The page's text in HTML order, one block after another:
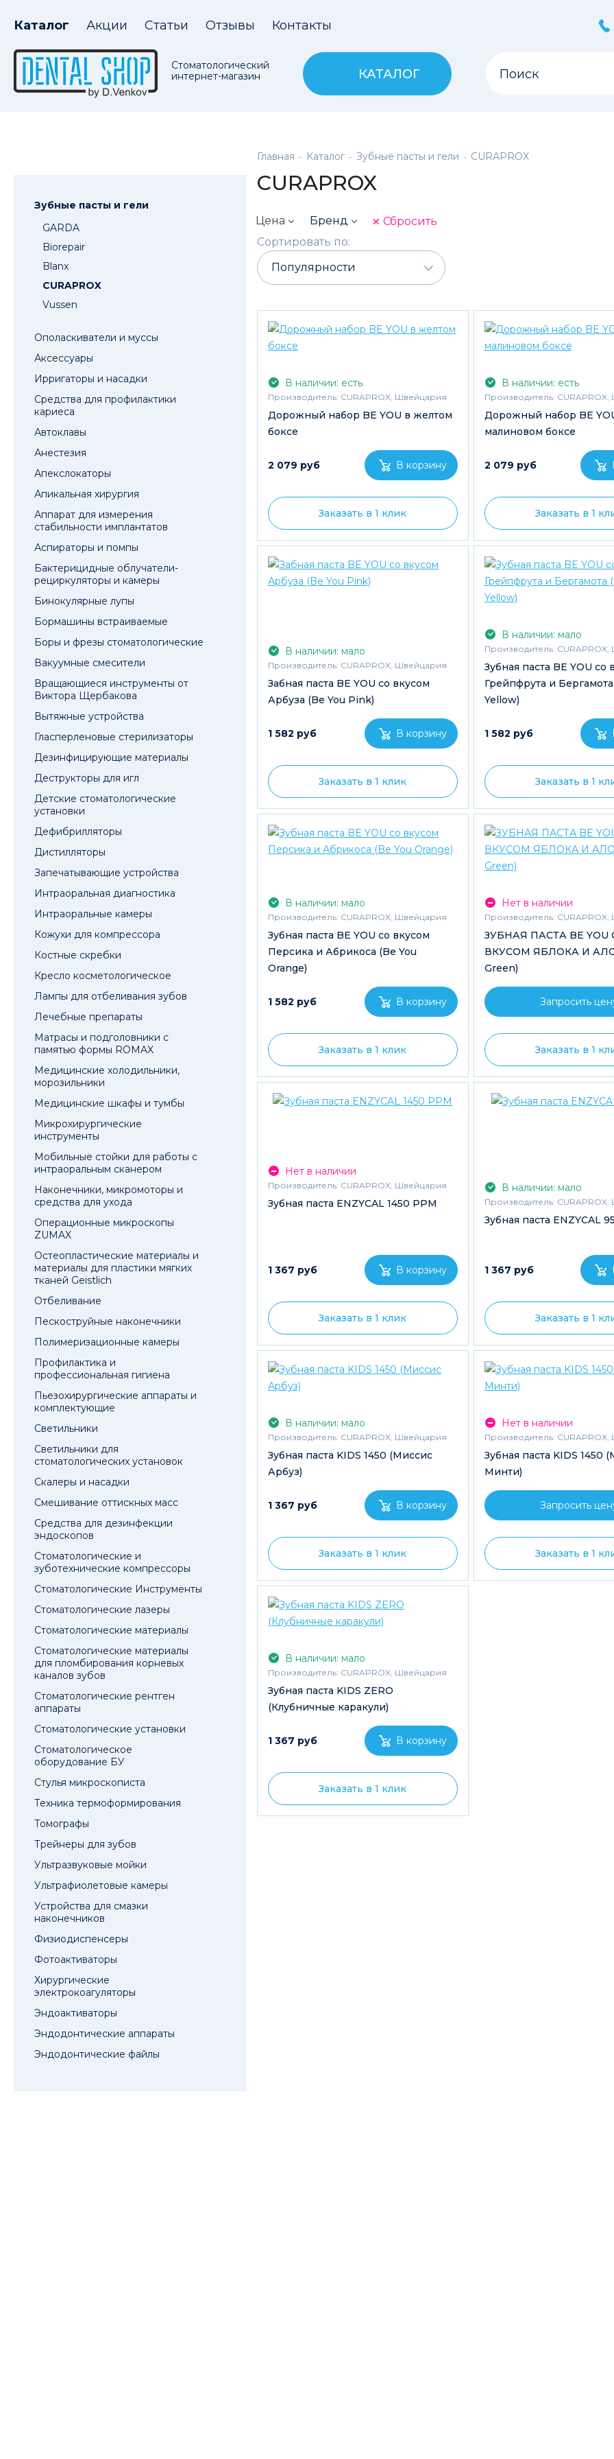
Главная - Каталог - Зубные пасты и гели - CURAPROX
CURAPROX
Цена Бренд
Сбросить
Сортировать по:
В наличии: есть
Производитель: CURAPROX, Швейцария
Дорожный набор BE YOU в желтом
боксе
2 079 руб
Заказать в 1 клик
В наличии: есть
Производитель:
Дорожный набор BE
малиновом боксе
2 079 руб
Заказать в 1
В наличии: мало
Производитель: CURAPROX, Швейцария
Забная паста BE YOU со вкусом
Арбуза (Be You Pink)
1 582 руб
Заказать в 1 клик
В наличии: мало
Производитель:
Зубная паста BE YOU со
Грейпфрута и Бергамота
Yellow)
1 582 руб
Заказать в 1
В наличии: мало
Производитель: CURAPROX, Швейцария
Зубная паста BE YOU со вкусом
Персика и Абрикоса (Be You
Orange)
1 582 руб
Заказать в 1 клик
Нет в наличии
Производитель:
ЗУБНАЯ ПАСТА BE YOU
ВКУСОМ ЯБЛОКА И
Green)
Запросить
Заказать в 1
Нет в наличии
Производитель: CURAPROX, Швейцария
Зубная паста ENZYCAL 1450 PPM
1 367 руб
Заказать в 1 клик
В наличии: мало
Производитель:
Зубная паста ENZYCAL
1 367 руб
Заказать в 1
В наличии: мало
Производитель: CURAPROX, Швейцария
Зубная паста KIDS 1450 (Миссис
Арбуз)
1 367 руб
Заказать в 1 клик
Нет в наличии
Производитель:
Зубная паста KIDS 1450
Минти)
Запросить
Заказать в 1
В наличии: мало
Производитель: CURAPROX, Швейцария
Зубная паста KIDS ZERO
(Клубничные каракули)
1 367 руб
Заказать в 1 клик
Зубные пасты и гели
GARDA
Biorepair
Blanx
CURAPROX
Vussen
Ополаскиватели и муссы
Аксессуары
Ирригаторы и насадки
Средства для профилактики
кариеса
Автоклавы
Анестезия
Апекслокаторы
Апикальная хирургия
Аппарат для измерения
стабильности имплантатов
Аспираторы и помпы
Бактерицидные облучатели-
рециркуляторы и камеры
Бинокулярные лупы
Бормашины встраиваемые
Боры и фрезы стоматологические
Вакуумные смесители
Вращающиеся инструменты от
Виктора Щербакова
Вытяжные устройства
Гласперленовые стерилизаторы
Дезинфицирующие материалы
Деструкторы для игл
Детские стоматологические
установки
Дефибрилляторы
Дистилляторы
Запечатывающие устройства
Интраоральная диагностика
Интраоральные камеры
Кожухи для компрессора
Костные скребки
Кресло косметологическое
Лампы для отбеливания зубов
Лечебные препараты
Матрасы и подголовники с
памятью формы ROMAX
Медицинские холодильники,
морозильники
Медицинские шкафы и тумбы
Микрохирургические
инструменты
Мобильные стойки для работы с
интраоральным сканером
Наконечники, микромоторы и
средства для ухода
Операционные микроскопы
ZUMAX
Остеопластические материалы и
материалы для пластики мягких
тканей Geistlich
Отбеливание
Пескоструйные наконечники
Полимеризационные камеры
Профилактика и
профессиональная гигиена
Пьезохирургические аппараты и
комплектующие
Светильники
Светильники для
стоматологических установок
Скалеры и насадки
Смешивание оттискных масс
Средства для дезинфекции
эндоскопов
Стоматологические и
зуботехнические компрессоры
Стоматологические Инструменты
Стоматологические лазеры
Стоматологические материалы
Стоматологические материалы
для пломбирования корневых
каналов зубов
Стоматологические рентген
аппараты
Стоматологические установки
Стоматологическое
оборудование БУ
Стулья микроскописта
Техника термоформирования
Томографы
Трейнеры для зубов
Ультразвуковые мойки
Ультрафиолетовые камеры
Устройства для смазки
наконечников
Физиодиспенсеры
Фотоактиваторы
Хирургические
электрокоагуляторы
Эндоактиваторы
Эндодонтические аппараты
Эндодонтические файлы
Каталог Акции Статьи Отзывы Контакты
Стоматологический
интернет-магазин
КАТАЛОГ